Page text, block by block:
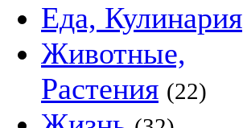
Еда, Кулинария
Животные,
Растения (22)